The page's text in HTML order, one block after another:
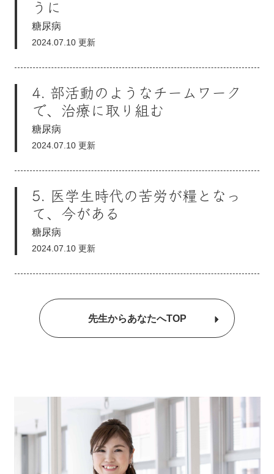
うに
糖尿病
2024.07.10 更新
4. 部活動のようなチームワーク
で、治療に取り組む
糖尿病
2024.07.10 更新
5. 医学生時代の苦労が糧となっ
て、今がある
糖尿病
2024.07.10 更新
先生からあなたへTOP